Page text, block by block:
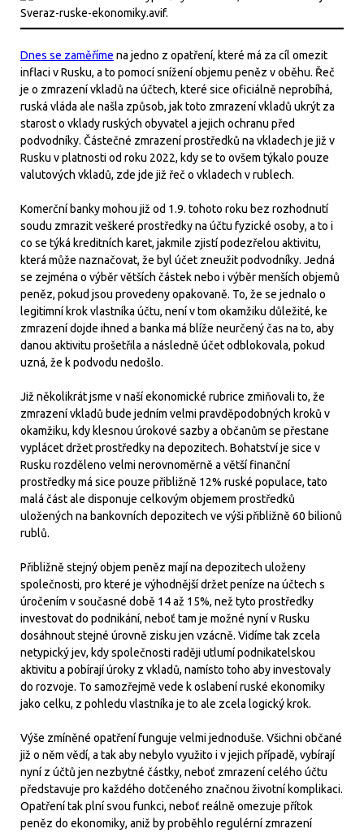
Dnes se zaměříme na jedno z opatření, které má za cíl omezit
inflaci v Rusku, a to pomocí snížení objemu peněz v oběhu. Řeč
je o zmrazení vkladů na účtech, které sice oficiálně neprobíhá,
ruská vláda ale našla způsob, jak toto zmrazení vkladů ukrýt za
starost o vklady ruských obyvatel a jejich ochranu před
podvodníky. Částečné zmrazení prostředků na vkladech je již v
Rusku v platnosti od roku 2022, kdy se to ovšem týkalo pouze
valutových vkladů, zde jde již řeč o vkladech v rublech.
Komerční banky mohou již od 1.9. tohoto roku bez rozhodnutí
soudu zmrazit veškeré prostředky na účtu fyzické osoby, a to i
co se týká kreditních karet, jakmile zjistí podezřelou aktivitu,
která může naznačovat, že byl účet zneužit podvodníky. Jedná
se zejména o výběr větších částek nebo i výběr menších objemů
peněz, pokud jsou provedeny opakovaně. To, že se jednalo o
legitimní krok vlastníka účtu, není v tom okamžiku důležité, ke
zmrazení dojde ihned a banka má blíže neurčený čas na to, aby
danou aktivitu prošetřila a následně účet odblokovala, pokud
uzná, že k podvodu nedošlo.
Již několikrát jsme v naší ekonomické rubrice zmiňovali to, že
zmrazení vkladů bude jedním velmi pravděpodobných kroků v
okamžiku, kdy klesnou úrokové sazby a občanům se přestane
vyplácet držet prostředky na depozitech. Bohatství je sice v
Rusku rozděleno velmi nerovnoměrně a větší finanční
prostředky má sice pouze přibližně 12% ruské populace, tato
malá část ale disponuje celkovým objemem prostředků
uložených na bankovních depozitech ve výši přibližně 60 bilionů
rublů.
Přibližně stejný objem peněz mají na depozitech uloženy
společnosti, pro které je výhodnější držet peníze na účtech s
úročením v současné době 14 až 15%, než tyto prostředky
investovat do podnikání, neboť tam je možné nyní v Rusku
dosáhnout stejné úrovně zisku jen vzácně. Vidíme tak zcela
netypický jev, kdy společnosti raději utlumí podnikatelskou
aktivitu a pobírají úroky z vkladů, namísto toho aby investovaly
do rozvoje. To samozřejmě vede k oslabení ruské ekonomiky
jako celku, z pohledu vlastníka je to ale zcela logický krok.
Výše zmíněné opatření funguje velmi jednoduše. Všichni občané
již o něm vědí, a tak aby nebylo využito i v jejich případě, vybírají
nyní z účtů jen nezbytné částky, neboť zmrazení celého účtu
představuje pro každého dotčeného značnou životní komplikaci.
Opatření tak plní svou funkci, neboť reálně omezuje přítok
peněz do ekonomiky, aniž by proběhlo regulérní zmrazení